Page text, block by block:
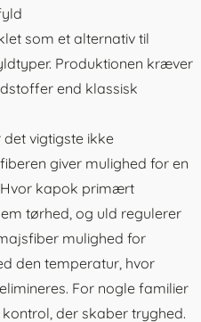
som et alternativ til
Produktionen kræver
end klassisk
vigtigste ikke
giver mulighed for en
kapok primært
tørhed, og uld regulerer
mulighed for
den temperatur, hvor
For nogle familier
der skaber tryghed.